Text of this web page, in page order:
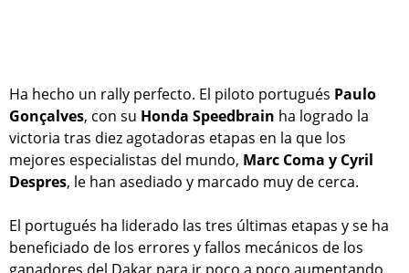
Ha hecho un rally perfecto. El piloto portugués Paulo
Gonçalves, con su Honda Speedbrain ha logrado la
victoria tras diez agotadoras etapas en la que los
mejores especialistas del mundo, Marc Coma y Cyril
Despres, le han asediado y marcado muy de cerca.
El portugués ha liderado las tres últimas etapas y se ha
beneficiado de los errores y fallos mecánicos de los